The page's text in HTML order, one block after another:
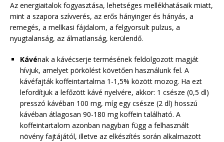
Az energiaitalok fogyasztása, lehetséges mellékhatásaik miatt,
mint a szapora szívverés, az erős hányinger és hányás, a
remegés, a mellkasi fájdalom, a felgyorsult pulzus, a
nyugtalanság, az álmatlanság, kerülendő.
Kávénak a kávécserje termésének feldolgozott magját
hívjuk, amelyet pörkölést követően használunk fel. A
kávéfajták koffeintartalma 1-1,5% között mozog. Ha ezt
lefordítjuk a lefőzött kávé nyelvére, akkor: 1 csésze (0,5 dl)
presszó kávéban 100 mg, míg egy csésze (2 dl) hosszú
kávéban átlagosan 90-180 mg koffein található. A
koffeintartalom azonban nagyban függ a felhasznált
növény fajtájától, illetve az elkészítés során alkalmazott